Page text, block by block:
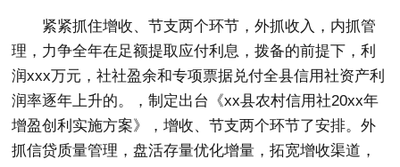
紧紧抓住增收、节支两个环节，外抓收入，内抓管
理，力争全年在足额提取应付利息，拨备的前提下，利
润xxx万元，社社盈余和专项票据兑付全县信用社资产利
润率逐年上升的。，制定出台《xx县农村信用社20xx年
增盈创利实施方案》，增收、节支两个环节了安排。外
抓信贷质量管理，盘活存量优化增量，拓宽增收渠道，